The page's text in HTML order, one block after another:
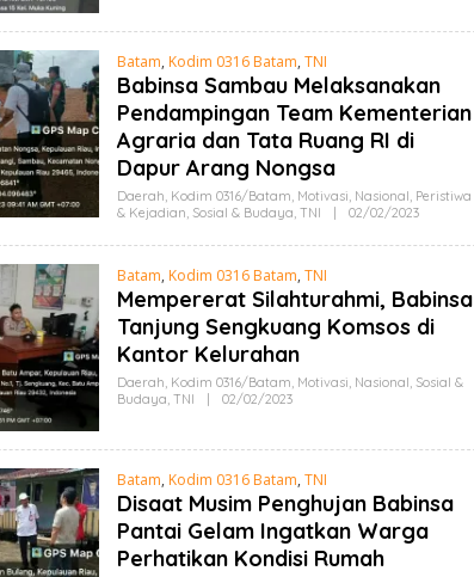
H
D
M
N
Batam, Kodim 0316 Batam, TNI
Babinsa Sambau Melaksanakan
Pendampingan Team Kementerian
Agraria dan Tata Ruang RI di
Dapur Arang Nongsa
Daerah, Kodim 0316/Batam, Motivasi, Nasional, Peristiwa
& Kejadian, Sosial & Budaya, TNI 02/02/2023O
E
D
I
Batam, Kodim 0316 Batam, TNI
Mempererat Silahturahmi, Babinsa
Tanjung Sengkuang Komsos di
Kantor Kelurahan
Daerah, Kodim 0316/Batam, Motivasi, Nasional, Sosial &
Budaya, TNI 02/02/2023O
H
D
M
I
N
Batam, Kodim 0316 Batam, TNI
Disaat Musim Penghujan Babinsa
Pantai Gelam Ingatkan Warga
Perhatikan Kondisi Rumah